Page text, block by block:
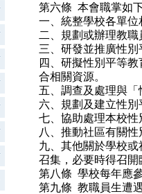
第六條 本會職掌如
一、統整學校各單
二、規劃或辦理教
三、研發並推廣性
四、研擬性別平等
合相關資源。
五、調查及處理與
六、規劃及建立性
七、協助處理本校
八、推動社區有關
九、其他關於學校
召集，必要時得召
第八條 學校每年應
第九條 教職員生遭